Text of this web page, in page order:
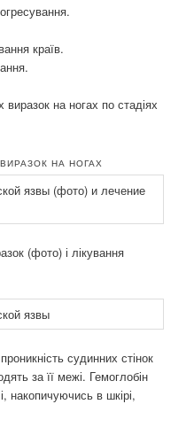
країв.
на ногах по стадіях
НА НОГАХ
(фото) і лікування
судинних стінок
за її межі. Гемоглобін
накопичуючись в шкірі,